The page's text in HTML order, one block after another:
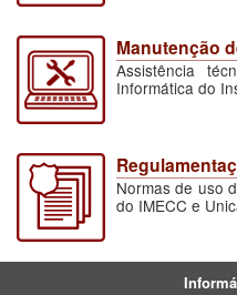
Manutenção
Assistência
Informática do
Normas de uso
do IMECC e